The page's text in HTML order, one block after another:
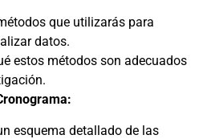
que utilizarás para
datos.
estos métodos son adecuados
esquema detallado de las